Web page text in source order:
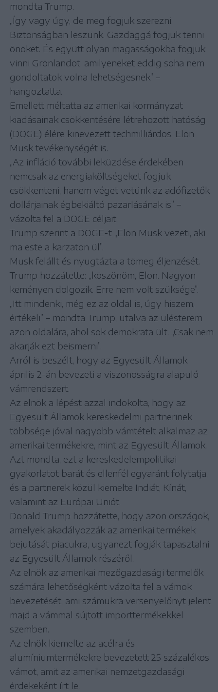
mondta Trump.
„Így vagy úgy, de meg fogjuk szerezni.
Biztonságban leszünk. Gazdaggá fogjuk tenni
önöket. És együtt olyan magasságokba fogjuk
vinni Grönlandot, amilyeneket eddig soha nem
gondoltatok volna lehetségesnek” –
hangoztatta.
Emellett méltatta az amerikai kormányzat
kiadásainak csökkentésére létrehozott hatóság
(DOGE) élére kinevezett techmilliárdos, Elon
Musk tevékenységét is.
„Az infláció további leküzdése érdekében
nemcsak az energiaköltségeket fogjuk
csökkenteni, hanem véget vetünk az adófizetők
dollárjainak égbekiáltó pazarlásának is” –
vázolta fel a DOGE céljait.
Trump szerint a DOGE-t „Elon Musk vezeti, aki
ma este a karzaton ül”.
Musk felállt és nyugtázta a tömeg éljenzését.
Trump hozzátette: „köszönöm, Elon. Nagyon
keményen dolgozik. Erre nem volt szüksége”.
„Itt mindenki, még ez az oldal is, úgy hiszem,
értékeli” – mondta Trump, utalva az ülésterem
azon oldalára, ahol sok demokrata ült. „Csak nem
akarják ezt beismerni”.
Arról is beszélt, hogy az Egyesült Államok
április 2-án bevezeti a viszonosságra alapuló
vámrendszert.
Az elnök a lépést azzal indokolta, hogy az
Egyesült Államok kereskedelmi partnerinek
többsége jóval nagyobb vámtételt alkalmaz az
amerikai termékekre, mint az Egyesült Államok.
Azt mondta, ezt a kereskedelempolitikai
gyakorlatot barát és ellenfél egyaránt folytatja,
és a partnerek közül kiemelte Indiát, Kínát,
valamint az Európai Uniót.
Donald Trump hozzátette, hogy azon országok,
amelyek akadályozzák az amerikai termékek
bejutását piacukra, ugyanezt fogják tapasztalni
az Egyesült Államok részéről.
Az elnök az amerikai mezőgazdasági termelők
számára lehetőségként vázolta fel a vámok
bevezetését, ami számukra versenyelőnyt jelent
majd a vámmal sújtott importtermékekkel
szemben.
Az elnök kiemelte az acélra és
alumíniumtermékekre bevezetett 25 százalékos
vámot, amit az amerikai nemzetgazdasági
érdekeként írt le.